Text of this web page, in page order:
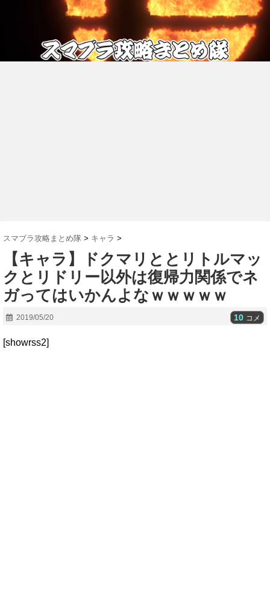
スマブラ攻略まとめ隊 > キャラ >
【キャラ】ドクマリととリトルマッ
クとリドリー以外は復帰力関係でネ
ガってはいかんよなｗｗｗｗｗ
2019/05/20 10 コメ
[showrss2]